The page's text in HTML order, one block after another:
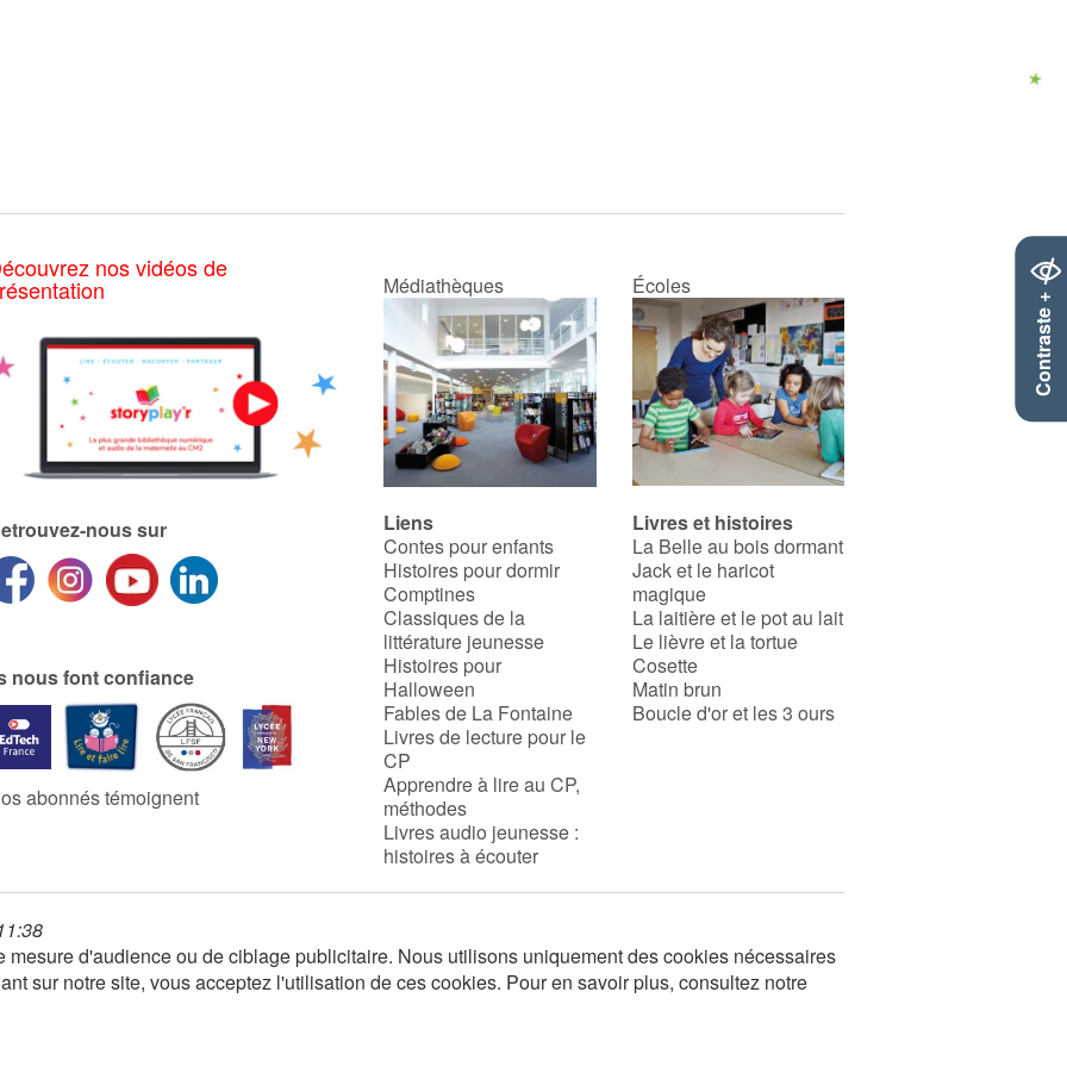
Contraste +
nos vidéos de
nous sur
nous font confiance
abonnés témoignent
Médiathèques Écoles
Liens
Contes pour enfants
Histoires pour dormir
Comptines
Classiques de la
littérature jeunesse
Histoires pour
Halloween
Fables de La Fontaine
Livres de lecture pour le
CP
Apprendre à lire au CP,
méthodes
Livres audio jeunesse :
histoires à écouter
Livres et histoires
La Belle au bois dormant
Jack et le haricot
magique
La laitière et le pot au lait
Le lièvre et la tortue
Cosette
Matin brun
Boucle d'or et les 3 ours
d'audience ou de ciblage publicitaire. Nous utilisons uniquement des cookies nécessaires
sur notre site, vous acceptez l'utilisation de ces cookies. Pour en savoir plus, consultez notre